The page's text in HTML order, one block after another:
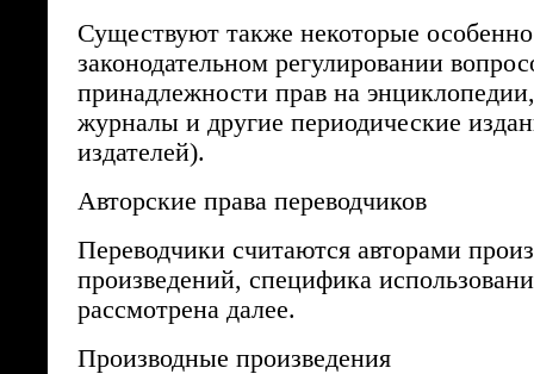
Существуют также некоторые
законодательном регулировании
принадлежности прав на
журналы и другие периодические
издателей).
Авторские права переводчиков
Переводчики считаются авторами
произведений, специфика
рассмотрена далее.
Производные произведения